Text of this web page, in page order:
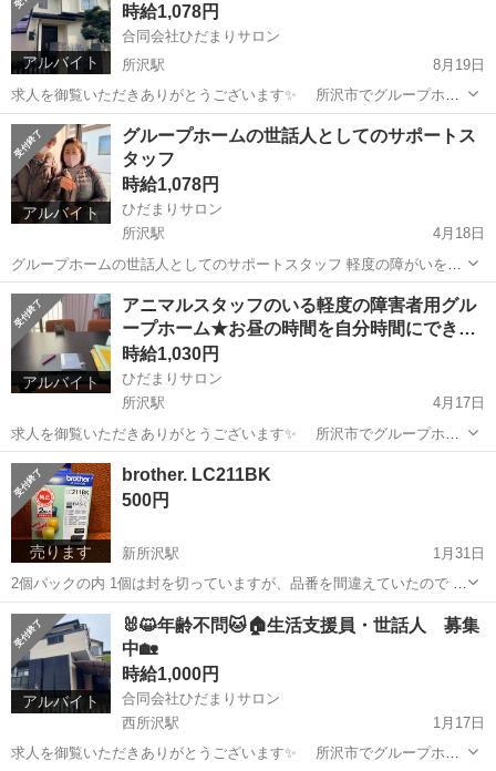
4名。男性棟 山口・荒幡...
アルバイト
時給1,078円
合同会社ひだまりサロン
所沢駅
8月19日
求人を御覧いただきありがとうございます✨ 所沢市でグループホー
ム ひだまりサロン元町・金山町・西所沢 サロンなごみ山口・荒幡で
世話人を募集しております。 メンバーさんは女性棟 元町・金山町・
西所沢各4名。 男性棟 山口・...
埼玉 所沢市 所沢駅 グループホーム
アルバイト
グループホームの世話人としてのサポートス
タッフ
時給1,078円
ひだまりサロン
所沢駅
4月18日
グループホームの世話人としてのサポートスタッフ 軽度の障がいを持
つ方が暮らすグループホームです。 ひだまりサロン元町と金山町はそ
れぞれ4名の少人数で共同生活をするアットホームなグループホームで
す。 経験がなくても初めて...
埼玉 所沢市 福祉 スタッフ
アルバイト
アニマルスタッフのいる軽度の障害者用グル
ープホーム★お昼の時間を自分時間にでき…
時給1,030円
ひだまりサロン
所沢駅
4月17日
求人を御覧いただきありがとうございます✨ 所沢市でグループホー
ム ひだまりサロン元町・金山町で世話人を募集しております。 メン
バーさんは女性棟で 元町・金山町各4名。 元町では猫のマルちゃん
金山町では文鳥...
埼玉 所沢市
売ります
brother. LC211BK
500円
新所沢駅
1月31日
2個パックの内 1個は封を切っていますが、品番を間違えていたので 未
使用です。 取引方法は新所沢・小手指駅にて直接手渡しでお願いいた
します。
埼玉 所沢市 新所沢駅 電話、ＦＡＸ brother
アルバイト
🐰😺年齢不問🐱🏠生活支援員・世話人 募集
中🏡
時給1,000円
合同会社ひだまりサロン
西所沢駅
1月17日
求人を御覧いただきありがとうございます✨ 所沢市でグループホー